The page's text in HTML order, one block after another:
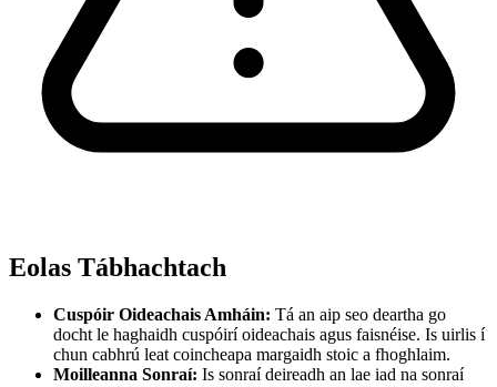
Eolas Tábhachtach
Cuspóir Oideachais Amháin: Tá an aip seo deartha go
docht le haghaidh cuspóirí oideachais agus faisnéise. Is uirlis í
chun cabhrú leat coincheapa margaidh stoic a fhoghlaim.
Moilleanna Sonraí: Is sonraí deireadh an lae iad na sonraí